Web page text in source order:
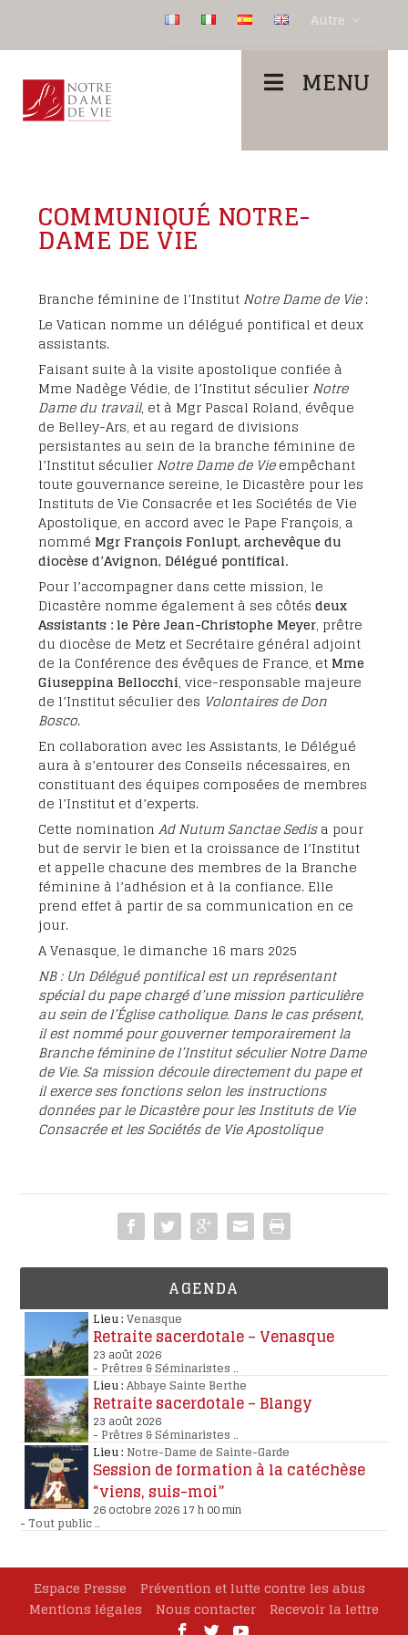
Autre
MENU
COMMUNIQUÉ NOTRE-
DAME DE VIE
Branche féminine de l’Institut Notre Dame de Vie:
Le Vatican nomme un délégué pontifical et deux
assistants.
Faisant suite à la visite apostolique confiée à
Mme Nadège Védie, de l’Institut séculier Notre
Dame du travail, et à Mgr Pascal Roland, évêque
de Belley-Ars, et au regard de divisions
persistantes au sein de la branche féminine de
l’Institut séculier Notre Dame de Vieempêchant
toute gouvernance sereine, le Dicastère pour les
Instituts de Vie Consacrée et les Sociétés de Vie
Apostolique, en accord avec le Pape François, a
nomméMgr François Fonlupt, archevêque du
diocèse d’Avignon, Délégué pontifical.
Pour l’accompagner dans cette mission, le
Dicastère nomme également à ses côtésdeux
Assistants : le Père Jean-Christophe Meyer, prêtre
du diocèse de Metz et Secrétaire général adjoint
de la Conférence des évêques de France, etMme
Giuseppina Bellocchi, vice-responsable majeure
de l’Institut séculier des Volontaires de Don
Bosco.
En collaboration avec les Assistants, le Délégué
aura à s’entourer des Conseils nécessaires, en
constituant des équipes composées de membres
de l’Institut et d’experts.
Cette nominationAd Nutum Sanctae Sedisa pour
but de servir le bien et la croissance de l’Institut
et appelle chacune des membres de la Branche
féminine à l’adhésion et à la confiance. Elle
prend effet à partir de sa communication en ce
jour.
A Venasque, le dimanche 16 mars 2025
NB : Un Délégué pontifical est un représentant
spécial du pape chargé d’une mission particulière
au sein de l’Église catholique. Dans le cas présent,
il est nommé pour gouverner temporairement la
Branche féminine de l’Institut séculier Notre Dame
de Vie. Sa mission découle directement du pape et
il exerce ses fonctions selon les instructions
données par le Dicastère pour les Instituts de Vie
Consacrée et les Sociétés de Vie Apostolique
AGENDA
Lieu : Venasque
Retraite sacerdotale – Venasque
23 août 2026
- Prêtres & Séminaristes..
Lieu : Abbaye Sainte Berthe
Retraite sacerdotale – Blangy
23 août 2026
- Prêtres & Séminaristes..
Lieu : Notre-Dame de Sainte-Garde
Session de formation à la catéchèse
“viens, suis-moi”
26 octobre 2026 17 h 00 min
-Tout public..
Espace Presse
Prévention et lutte contre les abus
Mentions légales
Nous contacter Recevoir la lettre